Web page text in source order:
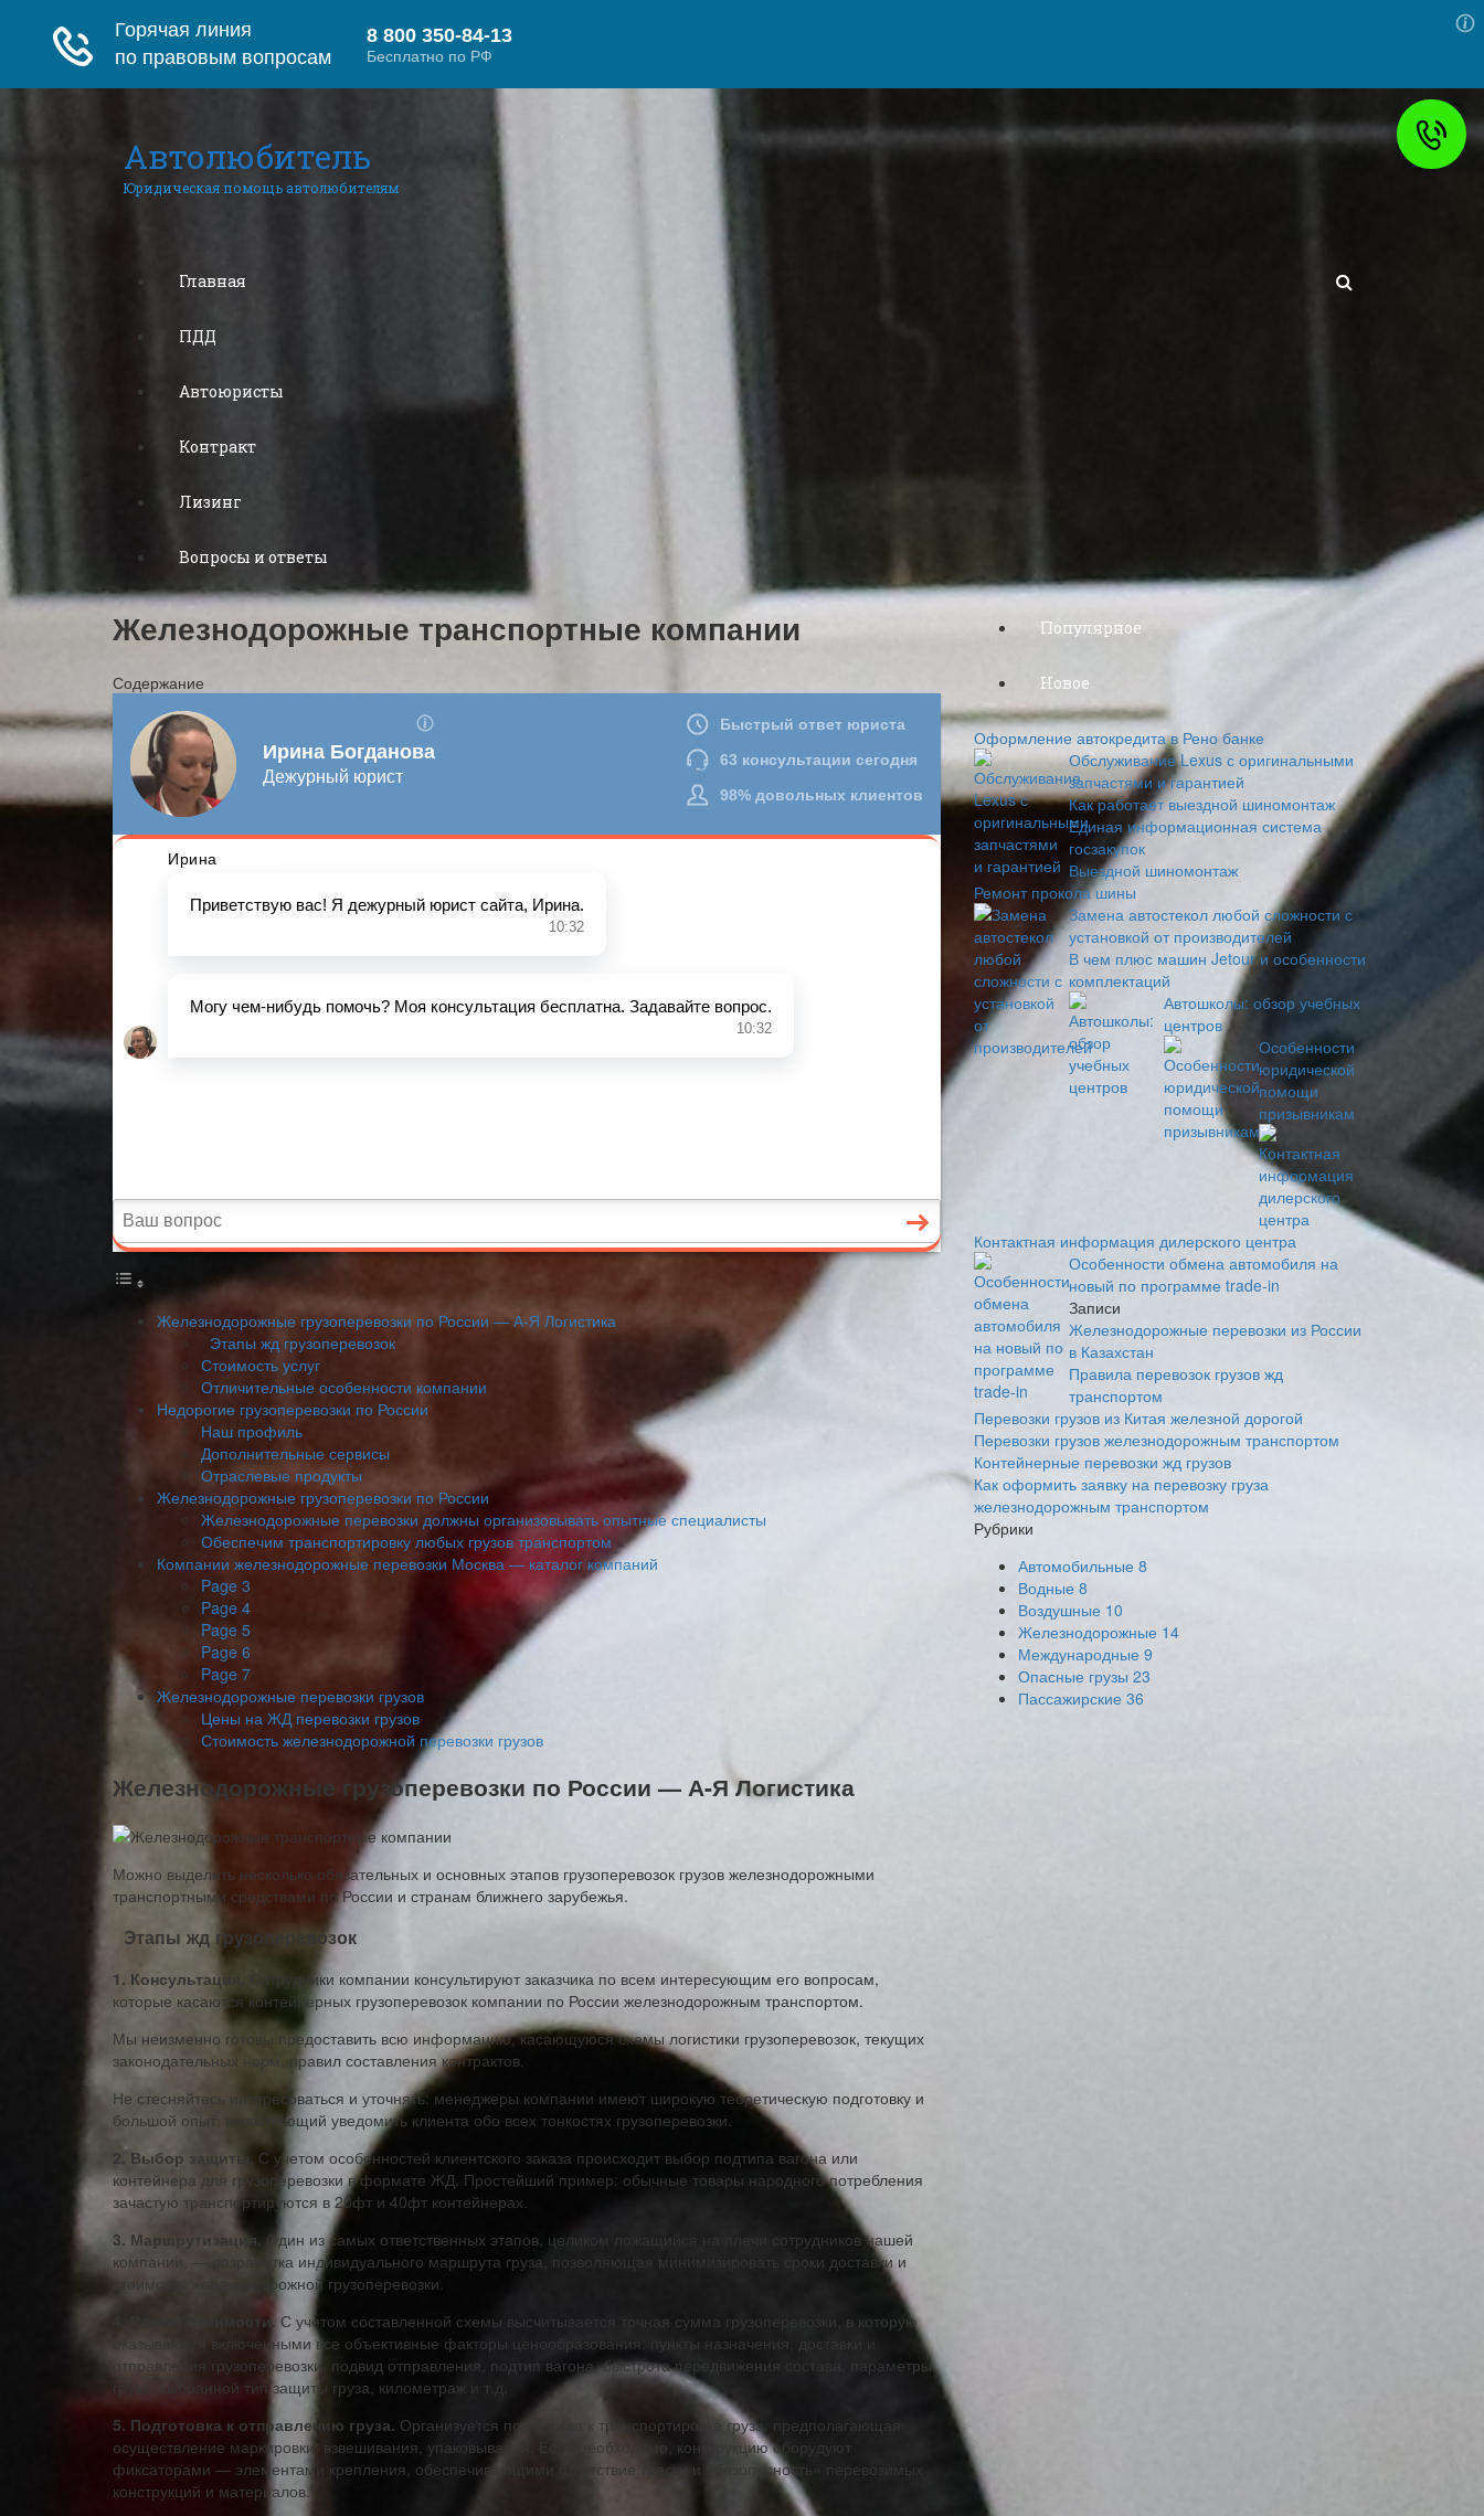
Автолюбитель
Юридическая помощь автолюбителям
Главная
ПДД
Автоюристы
Контракт
Лизинг
Вопросы и ответы
Железнодорожные транспортные компании
Содержание
Железнодорожные грузоперевозки по России — А-Я Логистика
Этапы жд грузоперевозок
Стоимость услуг
Отличительные особенности компании
Недорогие грузоперевозки по России
Наш профиль
Дополнительные сервисы
Отраслевые продукты
Железнодорожные грузоперевозки по России
Железнодорожные перевозки должны организовывать опытные специалисты
Обеспечим транспортировку любых грузов транспортом
Компании железнодорожные перевозки Москва — каталог компаний
Page 3
Page 4
Page 5
Page 6
Page 7
Железнодорожные перевозки грузов
Цены на ЖД перевозки грузов
Стоимость железнодорожной перевозки грузов
Железнодорожные грузоперевозки по России — А-Я Логистика
Можно выделить несколько обязательных и основных этапов грузоперевозок грузов железнодорожными
транспортными средствами по России и странам ближнего зарубежья.
Этапы жд грузоперевозок
1. Консультация.
Сотрудники компании консультируют заказчика по всем интересующим его вопросам,
которые касаются контейнерных грузоперевозок компании по России железнодорожным транспортом.
Мы неизменно готовы предоставить всю информацию, касающуюся схемы логистики грузоперевозок, текущих
законодательных норм, правил составления контрактов.
Не стесняйтесь интересоваться и уточнять: менеджеры компании имеют широкую теоретическую подготовку и
большой опыт, позволяющий уведомить клиента обо всех тонкостях грузоперевозки.
2. Выбор защиты. С учетом особенностей клиентского заказа происходит выбор подтипа вагона или
контейнера для грузоперевозки в формате ЖД. Простейший пример: обычные товары народного потребления
зачастую транспортируются в 20фт и 40фт контейнерах.
3. Маршрутизация. Один из самых ответственных этапов, целиком ложащийся на плечи сотрудников нашей
компании, — разработка индивидуального маршрута груза, позволяющая минимизировать сроки доставки и
стоимость железнодорожной грузоперевозки.
4. Расчет стоимости. С учетом составленной схемы высчитывается точная сумма грузоперевозки, в которую
оказываются включенными все объективные факторы ценообразования: пункты назначения, доставки и
отправления грузоперевозки, подвид отправления, подтип вагона, быстрота передвижения состава, параметры
груза, выбранной тип защиты груза, километраж и т.д.
5. Подготовка к отправлению груза. Организуется подготовка к транспортировке груза, предполагающая
осуществление маркировки, взвешивания, упаковывания. Если необходимо, конструкцию оборудуют
фиксаторами — элементами крепления, обеспечивающими отсутствие тряски и «безопасность» перевозимых
конструкций и материалов.
Популярное
Новое
Оформление автокредита в Рено банке
Обслуживание Lexus с оригинальными
запчастями и гарантией
Как работает выездной шиномонтаж
Единая информационная система
госзакупок
Выездной шиномонтаж
Ремонт прокола шины
Замена автостекол любой сложности с
установкой от производителей
В чем плюс машин Jetour и особенности
комплектаций
Автошколы: обзор учебных
центров
Особенности
юридической
помощи
призывникам
Контактная информация дилерского центра
Особенности обмена автомобиля на
новый по программе trade-in
Записи
Железнодорожные перевозки из России
в Казахстан
Правила перевозок грузов жд
транспортом
Перевозки грузов из Китая железной дорогой
Перевозки грузов железнодорожным транспортом
Контейнерные перевозки жд грузов
Как оформить заявку на перевозку груза
железнодорожным транспортом
Рубрики
Автомобильные 8
Водные 8
Воздушные 10
Железнодорожные 14
Международные 9
Опасные грузы 23
Пассажирские 36